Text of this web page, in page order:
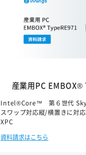
産業用PC
Intel®Core™ 第６世代 Sky
スワップ対応縦/横置きに対
XPC
資料請求はこちら